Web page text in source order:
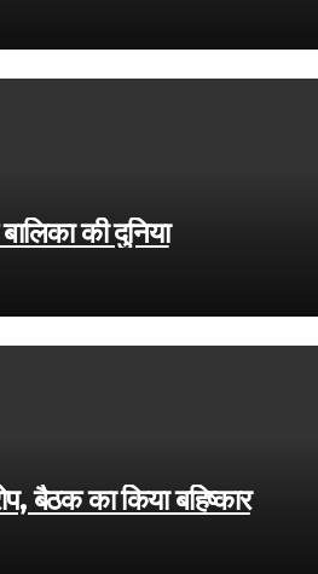
की दुनिया
बैठक का किया बहिष्कार